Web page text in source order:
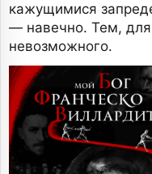
кажущимися
— навечно. Тем, для
невозможного.